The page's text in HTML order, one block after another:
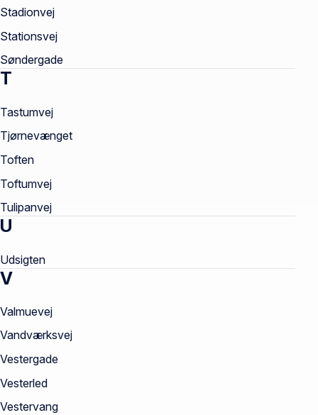
Stadionvej
Stationsvej
Søndergade
T
Tastumvej
Tjørnevænget
Toften
Toftumvej
Tulipanvej
U
Udsigten
V
Valmuevej
Vandværksvej
Vestergade
Vesterled
Vestervang